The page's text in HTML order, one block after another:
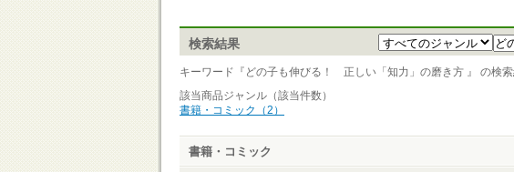
検索結果
キーワード『どの子も伸びる！ 正しい「知力」の磨き方 』 の検
該当商品ジャンル（該当件数）
書籍・コミック（2）
書籍・コミック